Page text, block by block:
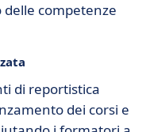
competenze
di reportistica
dei corsi e